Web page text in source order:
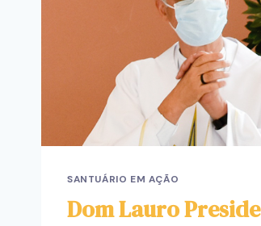
SANTUÁRIO EM AÇÃO
Dom Lauro Preside